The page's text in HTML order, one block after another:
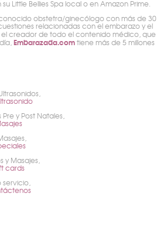
Little Bellies Spa local o en Amazon Prime.
obstetra/ginecólogo con más de 30
relacionadas con el embarazo y el
el creador de todo el contenido médico, que
Embarazada.comtiene más de 5 millones
y Post Natales,
y Masajes,
cards